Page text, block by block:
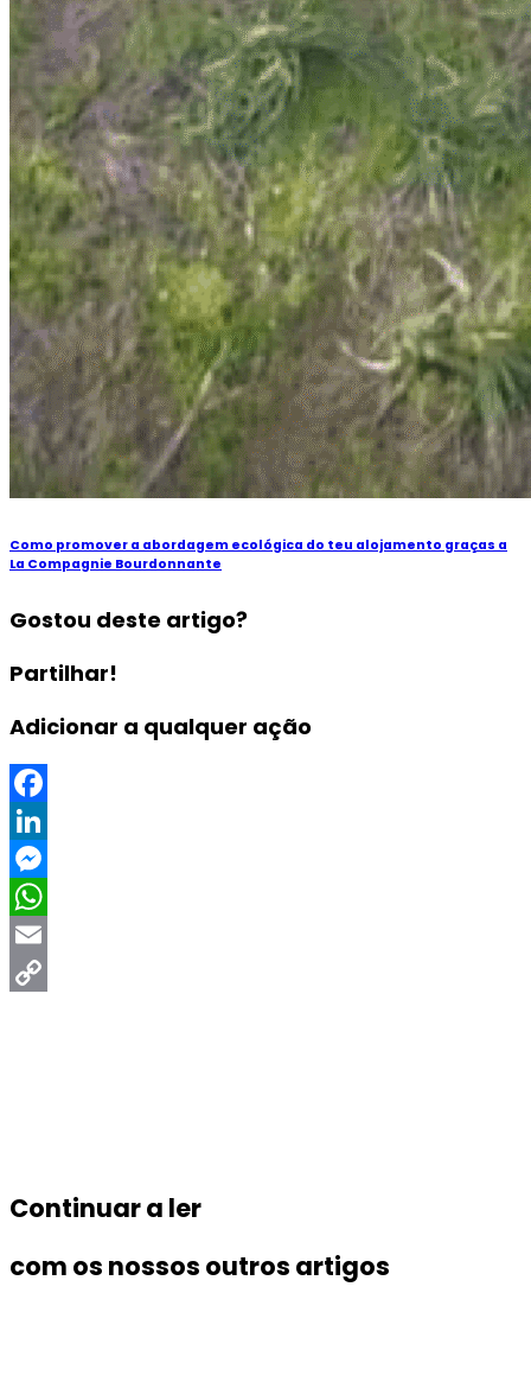
Como promover a abordagem ecológica do teu alojamento graças a
La Compagnie Bourdonnante
Gostou deste artigo?
Partilhar!
Adicionar a qualquer ação
Facebook
LinkedIn
Messenger
WhatsApp
Email
Continuar a ler
com os nossos outros artigos